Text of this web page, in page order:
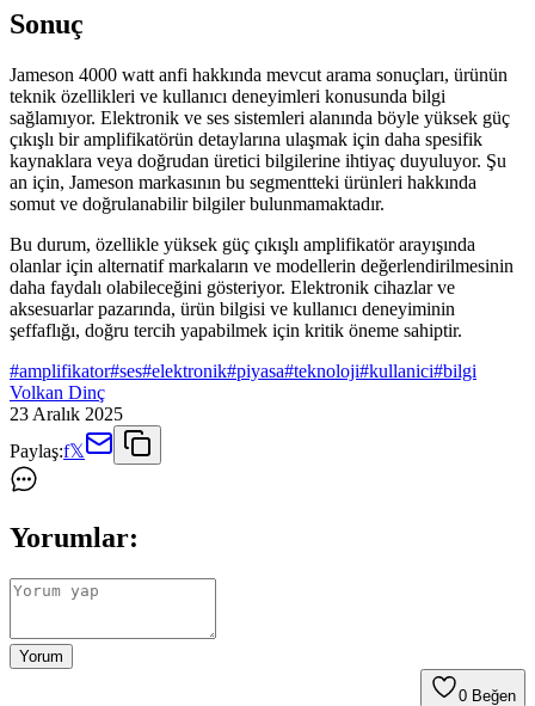
Sonuç
Jameson 4000 watt anfi hakkında mevcut arama sonuçları, ürünün
teknik özellikleri ve kullanıcı deneyimleri konusunda bilgi
sağlamıyor. Elektronik ve ses sistemleri alanında böyle yüksek güç
çıkışlı bir amplifikatörün detaylarına ulaşmak için daha spesifik
kaynaklara veya doğrudan üretici bilgilerine ihtiyaç duyuluyor. Şu
an için, Jameson markasının bu segmentteki ürünleri hakkında
somut ve doğrulanabilir bilgiler bulunmamaktadır.
Bu durum, özellikle yüksek güç çıkışlı amplifikatör arayışında
olanlar için alternatif markaların ve modellerin değerlendirilmesinin
daha faydalı olabileceğini gösteriyor. Elektronik cihazlar ve
aksesuarlar pazarında, ürün bilgisi ve kullanıcı deneyiminin
şeffaflığı, doğru tercih yapabilmek için kritik öneme sahiptir.
#amplifikator#ses#elektronik#piyasa#teknoloji#kullanici#bilgi
Volkan Dinç
23 Aralık 2025
Paylaş:f𝕏
Yorumlar:
Yorum
0 Beğen